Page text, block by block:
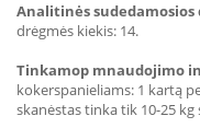
Analitinės sudedamosios
drėgmės kiekis: 14.
Tinkamop mnaudojimo
kokerspanieliams: 1 kartą
skanėstas tinka tik 10-25